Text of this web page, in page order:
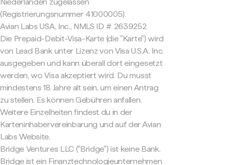
(Registrierungsnummer 41000005).
Avian Labs USA, Inc., NMLS ID # 2639252
Die Prepaid-Debit-Visa-Karte (die "Karte") wird
von Lead Bank unter Lizenz von Visa U.S.A. Inc.
ausgegeben und kann überall dort eingesetzt
werden, wo Visa akzeptiert wird. Du musst
mindestens 18 Jahre alt sein, um einen Antrag
zu stellen. Es können Gebühren anfallen.
Weitere Einzelheiten findest du in der
Karteninhabervereinbarung und auf der Avian
Labs Website.
Bridge Ventures LLC ("Bridge") ist keine Bank.
Bridge ist ein Finanztechnologieunternehmen